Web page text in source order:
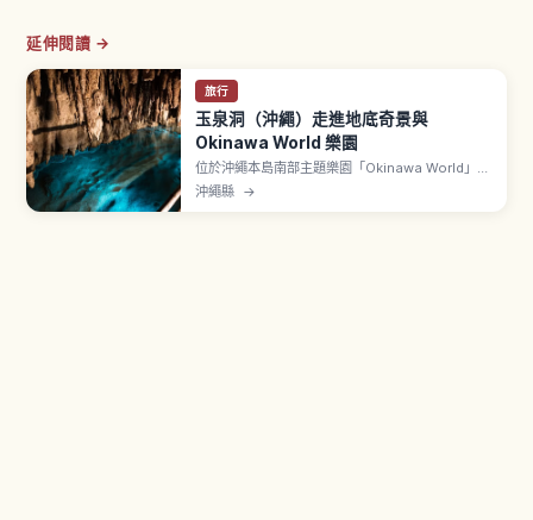
延伸閱讀 →
旅行
玉泉洞（沖繩）走進地底奇景與
Okinawa World 樂園
位於沖繩本島南部主題樂園「Okinawa World」內
的玉泉洞，是全長超過5公里、其中約890公尺對
沖繩縣 →